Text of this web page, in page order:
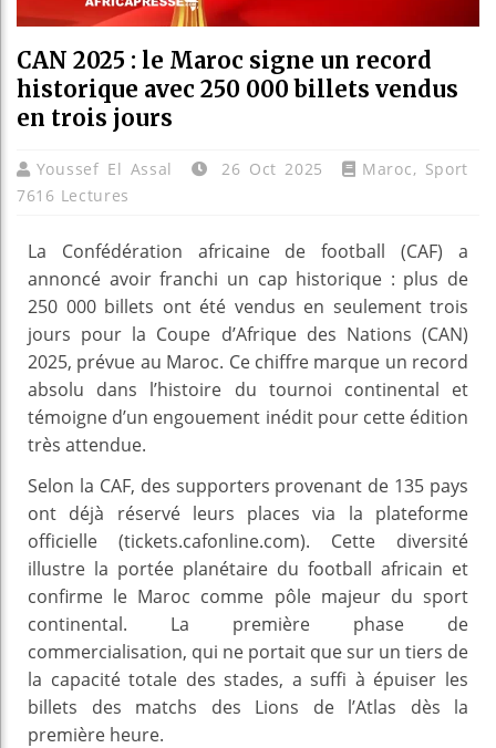
CAN 2025 : le Maroc signe un record
historique avec 250 000 billets vendus
en trois jours
Youssef El Assal 26 Oct 2025 Maroc, Sport
7616 Lectures
La Confédération africaine de football (CAF) a
annoncé avoir franchi un cap historique : plus de
250 000 billets ont été vendus en seulement trois
jours pour la Coupe d’Afrique des Nations (CAN)
2025, prévue au Maroc. Ce chiffre marque un record
absolu dans l’histoire du tournoi continental et
témoigne d’un engouement inédit pour cette édition
très attendue.
Selon la CAF, des supporters provenant de 135 pays
ont déjà réservé leurs places via la plateforme
officielle (tickets.cafonline.com). Cette diversité
illustre la portée planétaire du football africain et
confirme le Maroc comme pôle majeur du sport
continental. La première phase de
commercialisation, qui ne portait que sur un tiers de
la capacité totale des stades, a suffi à épuiser les
billets des matchs des Lions de l’Atlas dès la
première heure.